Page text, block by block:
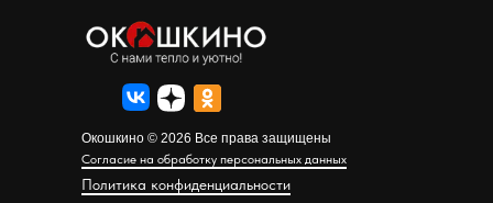
Окошкино © 2026 Все права защищены
Согласие на обработку персональных данных
Политика конфиденциальности